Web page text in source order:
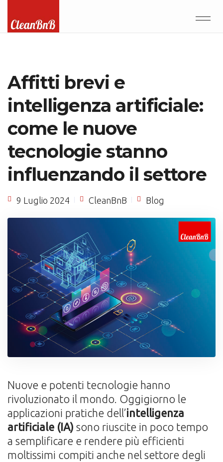
Affitti brevi e
intelligenza artificiale:
come le nuove
tecnologie stanno
influenzando il settore
9 Luglio 2024 CleanBnB Blog
Nuove e potenti tecnologie hanno
rivoluzionato il mondo. Oggigiorno le
applicazioni pratiche dell’intelligenza
artificiale (IA) sono riuscite in poco tempo
a semplificare e rendere più efficienti
moltissimi compiti anche nel settore degli